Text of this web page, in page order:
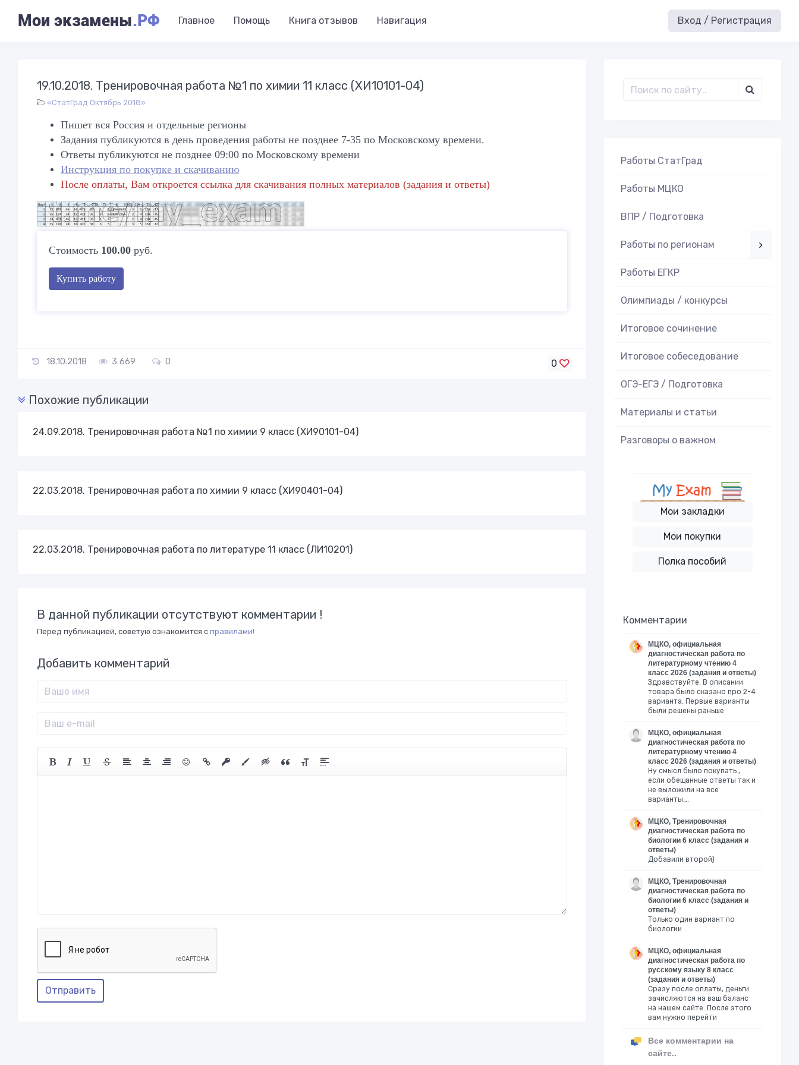
Мои экзамены.РФ Главное Помощь Книга отзывов Навигация Вход / Регистрация
19.10.2018. Тренировочная работа №1 по химии 11 класс (ХИ10101-04)
«СтатГрад Октябрь 2018»
Пишет вся Россия и отдельные регионы
Задания публикуются в день проведения работы не позднее 7-35 по Московскому времени.
Ответы публикуются не позднее 09:00 по Московскому времени
Инструкция по покупке и скачиванию
После оплаты, Вам откроется ссылка для скачивания полных материалов (задания и ответы)
Стоимость 100.00 руб.
Купить работу
18.10.2018 3 669 0 0
Похожие публикации
24.09.2018. Тренировочная работа №1 по химии 9 класс (ХИ90101-04)
22.03.2018. Тренировочная работа по химии 9 класс (ХИ90401-04)
22.03.2018. Тренировочная работа по литературе 11 класс (ЛИ10201)
В данной публикации отсутствуют комментарии !
Перед публикацией, советую ознакомится с правилами!
Добавить комментарий
Отправить
Работы СтатГрад
Работы МЦКО
ВПР / Подготовка
Работы по регионам
Работы ЕГКР
Олимпиады / конкурсы
Итоговое cочинение
Итоговое cобеседование
ОГЭ-ЕГЭ / Подготовка
Материалы и статьи
Разговоры о важном
Мои закладки
Мои покупки
Полка пособий
Комментарии
МЦКО, официальная
диагностическая работа по
литературному чтению 4
класс 2026 (задания и ответы)
Здравствуйте. В описании
товара было сказано про 2-4
варианта. Первые варианты
были решены раньше
МЦКО, официальная
диагностическая работа по
литературному чтению 4
класс 2026 (задания и ответы)
Ну смысл было покупать ,
если обещанные ответы так и
не выложили на все
варианты….
МЦКО, Тренировочная
диагностическая работа по
биологии 6 класс (задания и
ответы)
Добавили второй)
МЦКО, Тренировочная
диагностическая работа по
биологии 6 класс (задания и
ответы)
Только один вариант по
биологии
МЦКО, официальная
диагностическая работа по
русскому языку 8 класс
(задания и ответы)
Сразу после оплаты, деньги
зачисляются на ваш баланс
на нашем сайте. После этого
вам нужно перейти
Все комментарии на
сайте..